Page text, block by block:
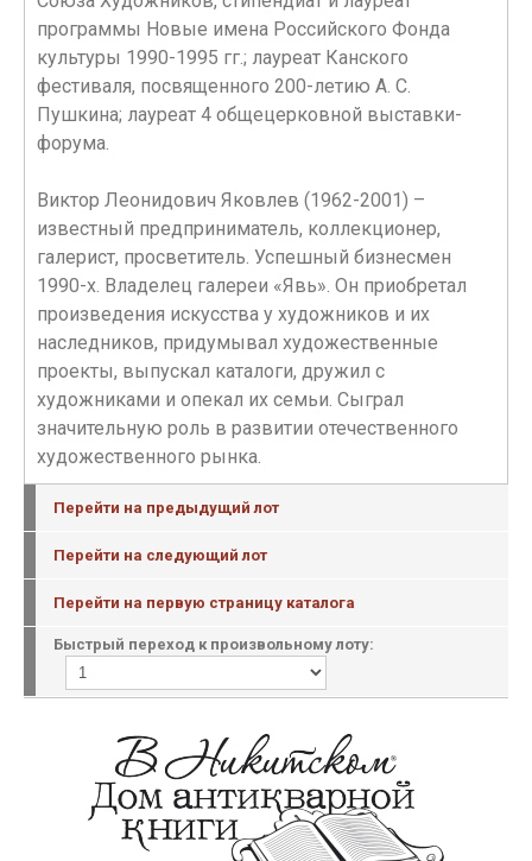
программы Новые имена Российского Фонда
культуры 1990-1995 гг.; лауреат Канского
фестиваля, посвященного 200-летию А. С.
Пушкина; лауреат 4 общецерковной выставки-
форума.
Виктор Леонидович Яковлев (1962-2001) –
известный предприниматель, коллекционер,
галерист, просветитель. Успешный бизнесмен
1990-х. Владелец галереи «Явь». Он приобретал
произведения искусства у художников и их
наследников, придумывал художественные
проекты, выпускал каталоги, дружил с
художниками и опекал их семьи. Сыграл
значительную роль в развитии отечественного
художественного рынка.
Перейти на предыдущий лот
Перейти на следующий лот
Перейти на первую страницу каталога
Быстрый переход к произвольному лоту: